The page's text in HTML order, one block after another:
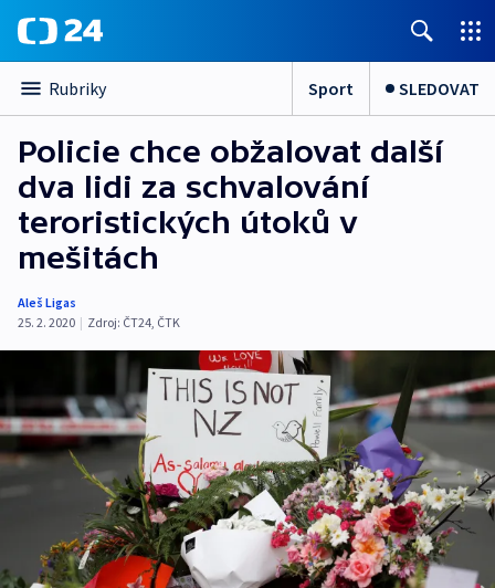
Rubriky Sport SLEDOVAT
Policie chce obžalovat další
dva lidi za schvalování
teroristických útoků v
mešitách
Aleš Ligas
25. 2. 2020 | Zdroj: ČT24, ČTK